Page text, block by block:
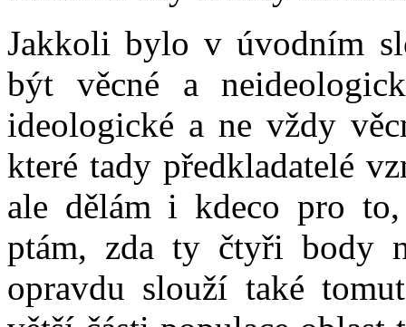
Jakkoli bylo v úvodním
být věcné a
ideologické a ne vždy
které tady předkladatelé
ale dělám i kdeco pro
ptám, zda ty čtyři body
opravdu slouží také